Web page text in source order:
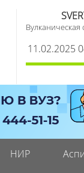
Вулканическая
11.02.2025
НИР